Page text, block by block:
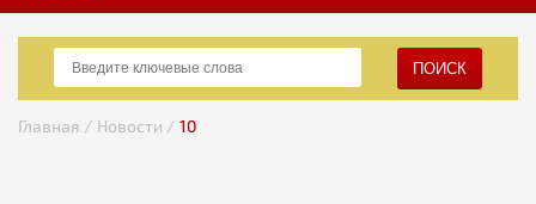
ПОИСК
Главная / Новости / 10